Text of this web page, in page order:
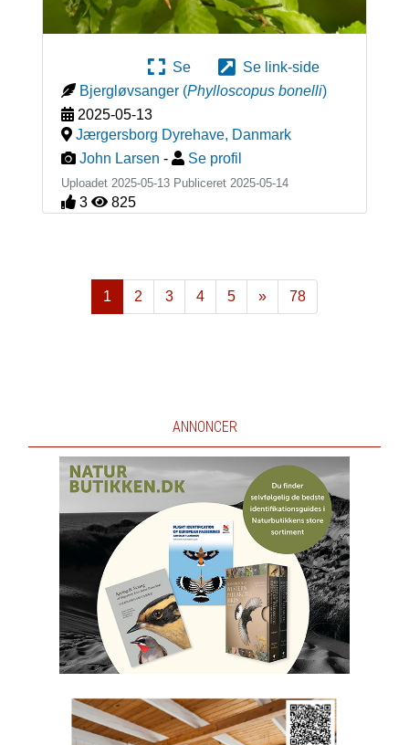
Se
Se link-side
Bjergløvsanger (Phylloscopus bonelli)
2025-05-13
Jærgersborg Dyrehave, Danmark
John Larsen - Se profil
Uploadet 2025-05-13 Publiceret 2025-05-14
3 825
1 2 3 4 5
»
Næste
78
ANNONCER